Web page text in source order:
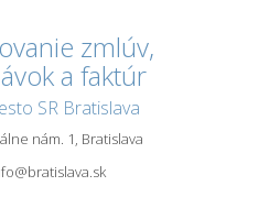
zmlúv,
a faktúr
SR Bratislava
nám. 1, Bratislava